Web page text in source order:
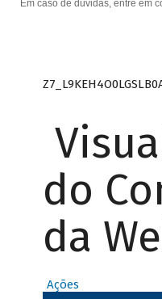
Em caso de dúvidas, entre em
do
da
Ações